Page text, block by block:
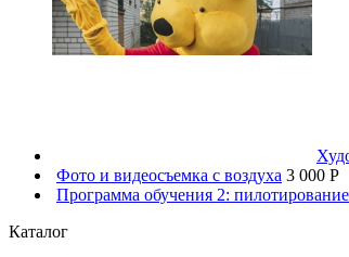
Фото и видеосъемка с воздуха 3 000 P
Программа обучения 2:
Каталог